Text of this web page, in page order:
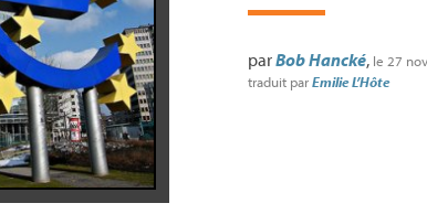
parBob Hancké, le 27
traduit parEmilie L’Hôte